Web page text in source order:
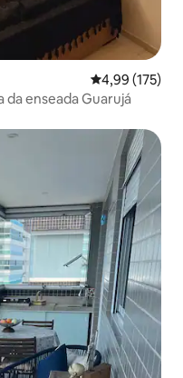
4,99 de uma
4,99 (175)
da enseada Guarujá